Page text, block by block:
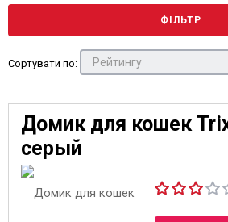
ФІЛЬТР
Сортувати по:
Домик для кошек
серый